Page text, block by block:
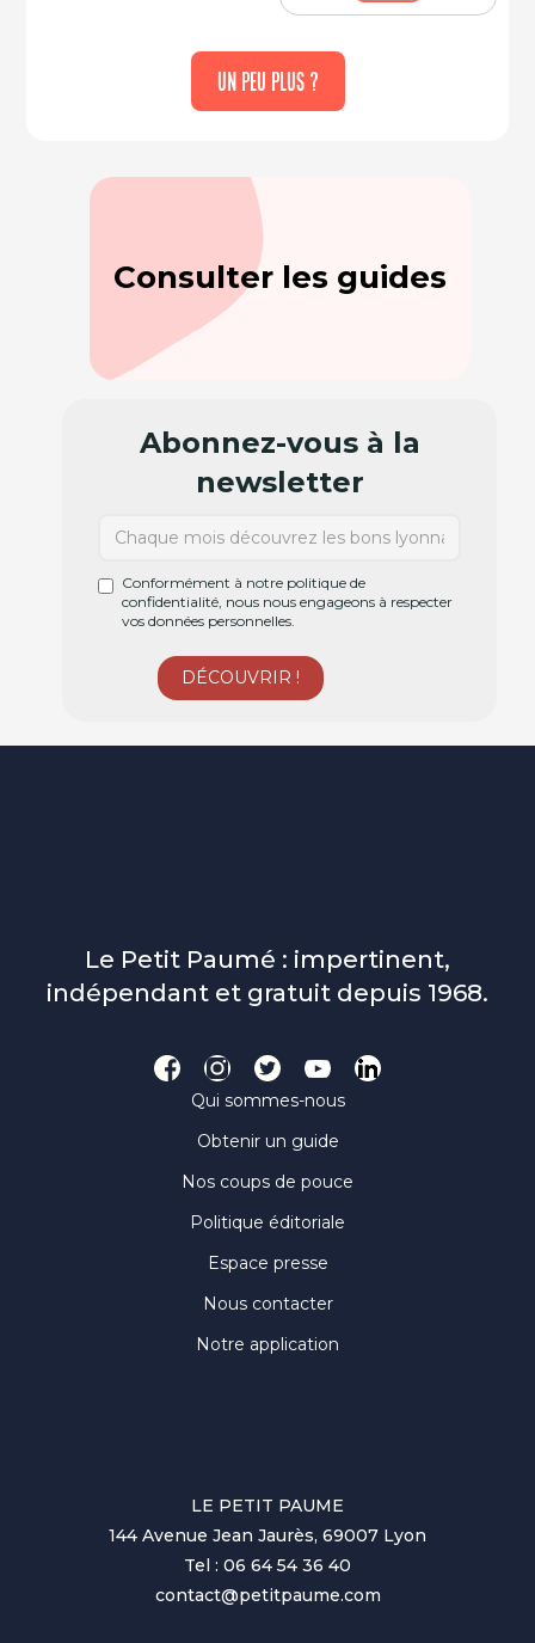
UN PEU PLUS ?
Consulter les guides
Abonnez-vous à la
newsletter
Conformément à notre politique de
confidentialité, nous nous engageons à respecter
vos données personnelles.
Le Petit Paumé : impertinent,
indépendant et gratuit depuis 1968.
Qui sommes-nous
Obtenir un guide
Nos coups de pouce
Politique éditoriale
Espace presse
Nous contacter
Notre application
LE PETIT PAUME
144 Avenue Jean Jaurès, 69007 Lyon
Tel : 06 64 54 36 40
contact@petitpaume.com